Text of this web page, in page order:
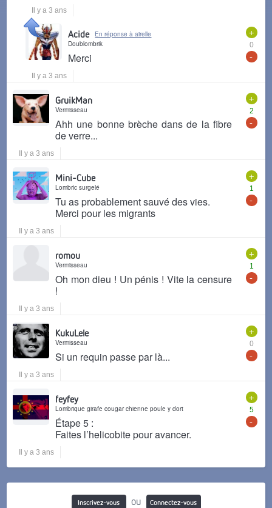
Il y a 3 ans
+
0
-
Acide
En réponse à airelle
Doublombrik
Merci
Il y a 3 ans
+
2
-
GruikMan
Vermisseau
Ahh une bonne brèche dans de la fibre
de verre...
Il y a 3 ans
+
1
-
Mini-Cube
Lombric surgelé
Tu as probablement sauvé des vies.
Merci pour les migrants
Il y a 3 ans
+
1
-
romou
Vermisseau
Oh mon dieu ! Un pénis ! Vite la censure
!
Il y a 3 ans
+
0
-
KukuLele
Vermisseau
Si un requin passe par là...
Il y a 3 ans
+
5
-
feyfey
Lombrique girafe cougar chienne poule y dort
Étape 5 :
Faites l’helicobite pour avancer.
Il y a 3 ans
Inscrivez-vous ou
Connectez-vous